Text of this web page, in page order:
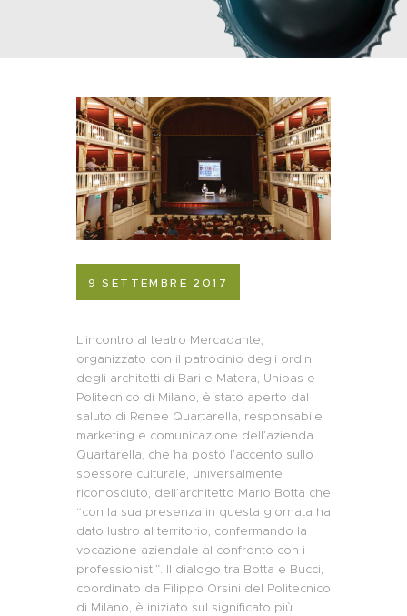
9 SETTEMBRE 2017
L’incontro al teatro Mercadante,
organizzato con il patrocinio degli ordini
degli architetti di Bari e Matera, Unibas e
Politecnico di Milano, è stato aperto dal
saluto di Renee Quartarella, responsabile
marketing e comunicazione dell’azienda
Quartarella, che ha posto l’accento sullo
spessore culturale, universalmente
riconosciuto, dell’architetto Mario Botta che
“con la sua presenza in questa giornata ha
dato lustro al territorio, confermando la
vocazione aziendale al confronto con i
professionisti”. Il dialogo tra Botta e Bucci,
coordinato da Filippo Orsini del Politecnico
di Milano, è iniziato sul significato più